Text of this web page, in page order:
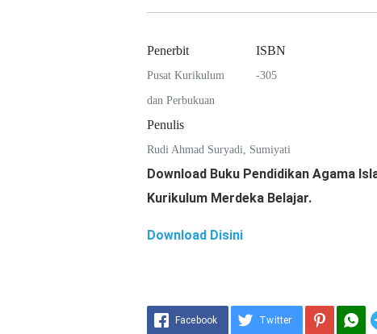
Penerbit
Pusat Kurikulum
dan Perbukuan
ISBN
-305
Penulis
Rudi Ahmad Suryadi, Sumiyati
Download Buku Pendidikan Agama
Kurikulum Merdeka Belajar.
Download Disini
Facebook Twitter